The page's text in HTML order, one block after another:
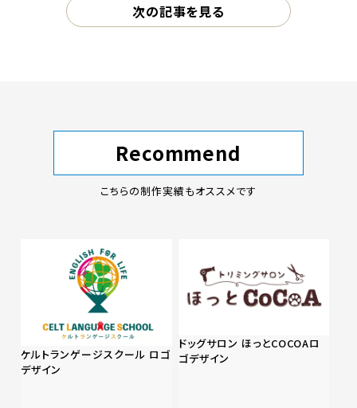
次の記事を見る
Recommend
こちらの制作実績もオススメです
ケルトランゲージスクール ロゴ
デザイン
ドッグサロン ほっとCOCOAロ
ゴデザイン